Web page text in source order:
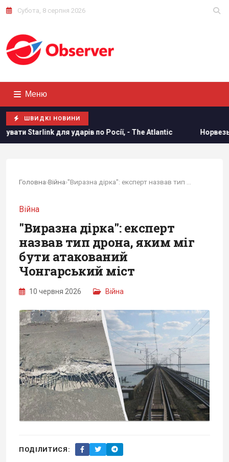
Субота, 8 серпня 2026
Меню
ШВИДКІ НОВИНИ
по Росії, - The Atlantic Норвезькі військові
Головна›Війна›
Війна
"Виразна дірка": експерт
назвав тип дрона, яким міг
бути атакований
Чонгарський міст
10 червня 2026 Війна
ПОДІЛИТИСЯ: